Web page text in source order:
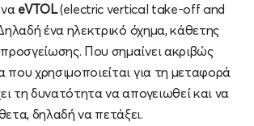
eVTOL(electric vertical take-off and
ένα ηλεκτρικό όχημα, κάθετης
Που σημαίνει ακριβώς
που χρησιμοποιείται για τη μεταφορά
τη δυνατότητα να απογειωθεί και να
δηλαδή να πετάξει.